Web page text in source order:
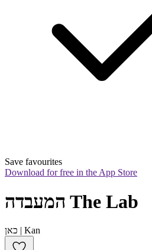
Save favourites
Download for free in the App Store
המעבדה The Lab
כאן | Kan